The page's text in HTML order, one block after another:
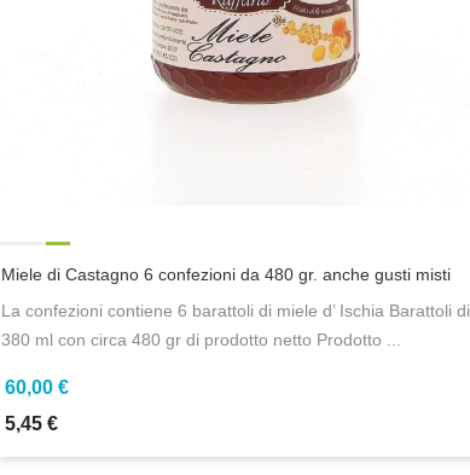
Miele di Castagno 6 confezioni da 480 gr. anche gusti misti
La confezioni contiene 6 barattoli di miele d’ Ischia Barattoli di
380 ml con circa 480 gr di prodotto netto Prodotto ...
60,00 €
5,45 €